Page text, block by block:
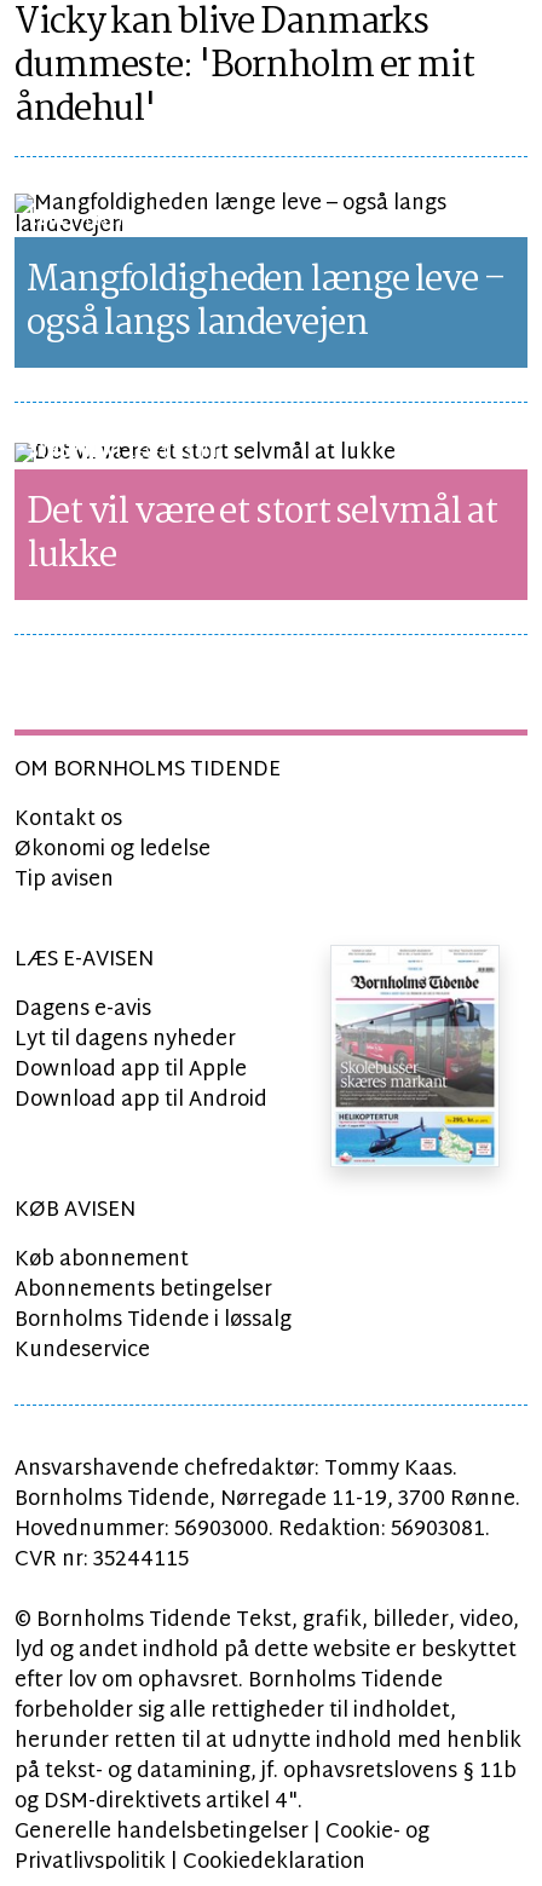
Vicky kan blive Danmarks
dummeste: 'Bornholm er mit
åndehul'
LEDERLÆSETID 1 MIN.
Mangfoldigheden længe leve –
også langs landevejen
SYNSPUNKT LÆSETID 3 MIN.
Det vil være et stort selvmål at
lukke
OM BORNHOLMS TIDENDE
Kontakt os
Økonomi og ledelse
Tip avisen
LÆS E-AVISEN
Dagens e-avis
Lyt til dagens nyheder
Download app til Apple
Download app til Android
KØB AVISEN
Køb abonnement
Abonnements betingelser
Bornholms Tidende i løssalg
Kundeservice
Ansvarshavende chefredaktør: Tommy Kaas.
Bornholms Tidende, Nørregade 11-19, 3700 Rønne.
Hovednummer: 56903000. Redaktion: 56903081.
CVR nr: 35244115
© Bornholms Tidende Tekst, grafik, billeder, video,
lyd og andet indhold på dette website er beskyttet
efter lov om ophavsret. Bornholms Tidende
forbeholder sig alle rettigheder til indholdet,
herunder retten til at udnytte indhold med henblik
på tekst- og datamining, jf. ophavsretslovens § 11b
og DSM-direktivets artikel 4".
Generelle handelsbetingelser| Cookie- og
Privatlivspolitik| Cookiedeklaration